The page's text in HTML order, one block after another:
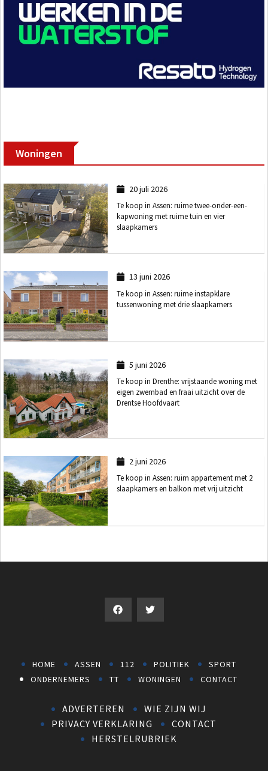
Woningen
20 juli 2026
Te koop in Assen: ruime twee-onder-een-
kapwoning met ruime tuin en vier
slaapkamers
13 juni 2026
Te koop in Assen: ruime instapklare
tussenwoning met drie slaapkamers
5 juni 2026
Te koop in Drenthe: vrijstaande woning met
eigen zwembad en fraai uitzicht over de
Drentse Hoofdvaart
2 juni 2026
Te koop in Assen: ruim appartement met 2
slaapkamers en balkon met vrij uitzicht
HOME ASSEN 112 POLITIEK
SPORT
ONDERNEMERS
TT WONINGEN CONTACT
ADVERTEREN
WIE ZIJN WIJ
PRIVACY VERKLARING
CONTACT
HERSTELRUBRIEK